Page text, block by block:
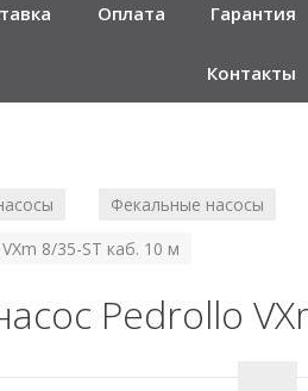
Оплата Гарантия
Контакты
Фекальные насосы
8/35-ST каб. 10 м
Pedrollo